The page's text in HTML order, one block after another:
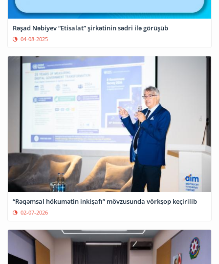
Rəşad Nəbiyev “Etisalat” şirkətinin sədri ilə görüşüb
04-08-2025
“Rəqəmsal hökumətin inkişafı” mövzusunda vörkşop keçirilib
02-07-2026